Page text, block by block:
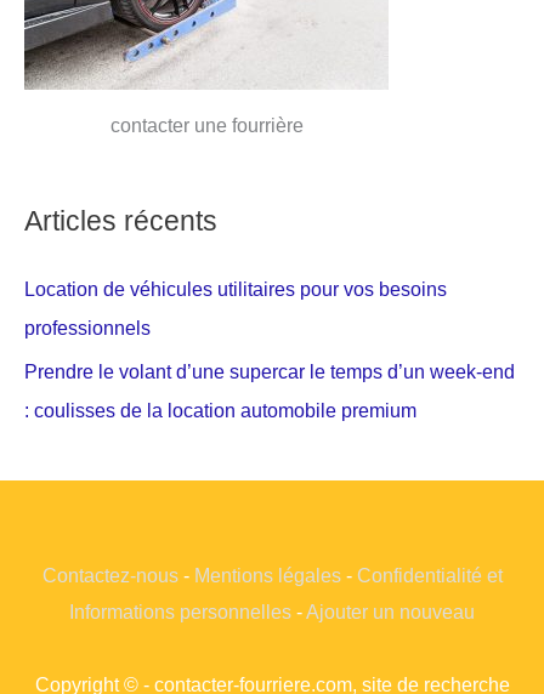
contacter une fourrière
Articles récents
Location de véhicules utilitaires pour vos besoins
professionnels
Prendre le volant d’une supercar le temps d’un week-end
: coulisses de la location automobile premium
Contactez-nous- Mentions légales- Confidentialité et
Informations personnelles -Ajouter un nouveau
Copyright © - contacter-fourriere.com, site de recherche